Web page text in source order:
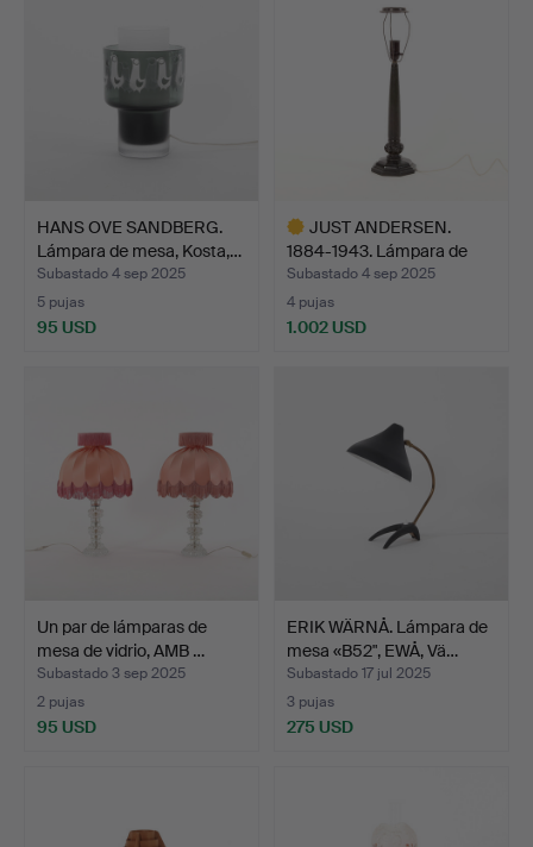
HANS OVE SANDBERG.
Lámpara de mesa, Kosta,…
Subastado 4 sep 2025
5 pujas
95 USD
JUST ANDERSEN.
1884-1943. Lámpara de
mesa,…
Subastado 4 sep 2025
4 pujas
1.002 USD
Un par de lámparas de
mesa de vidrio, AMB …
Subastado 3 sep 2025
2 pujas
95 USD
ERIK WÄRNÅ. Lámpara de
mesa «B52", EWÅ, Vä…
Subastado 17 jul 2025
3 pujas
275 USD